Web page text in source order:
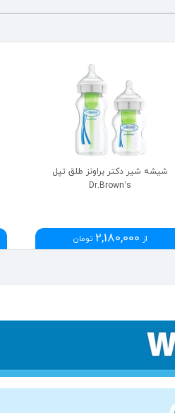
شیشه شیر دکتر براونز طلق تپل
Dr.Brown’s
از 2,180,000 تومان